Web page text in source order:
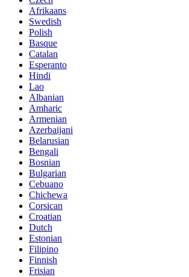
Afrikaans
Swedish
Polish
Basque
Catalan
Esperanto
Hindi
Lao
Albanian
Amharic
Armenian
Azerbaijani
Belarusian
Bengali
Bosnian
Bulgarian
Cebuano
Chichewa
Corsican
Croatian
Dutch
Estonian
Filipino
Finnish
Frisian